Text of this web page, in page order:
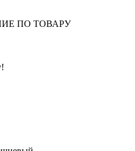
ПО ТОВАРУ